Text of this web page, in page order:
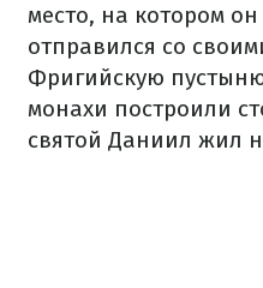
место, на котором
отправился со
Фригийскую
монахи построили
святой Даниил жил